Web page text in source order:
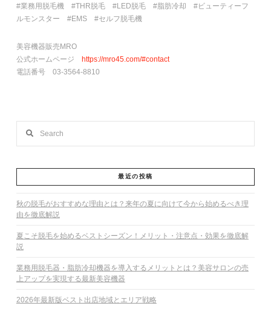
#業務用脱毛機 #THR脱毛 #LED脱毛 #脂肪冷却 #ビューティーフ
ルモンスター #EMS #セルフ脱毛機
美容機器販売MRO
公式ホームページ
https://mro45.com/#contact
電話番号 03-3564-8810
最近の投稿
秋の脱毛がおすすめな理由とは？来年の夏に向けて今から始めるべき理
由を徹底解説
夏こそ脱毛を始めるベストシーズン！メリット・注意点・効果を徹底解
説
業務用脱毛器・脂肪冷却機器を導入するメリットとは？美容サロンの売
上アップを実現する最新美容機器
2026年最新版ベスト出店地域とエリア戦略